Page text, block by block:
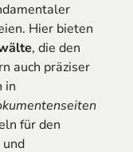
Hier bieten
, die den
auch präziser
in
für den